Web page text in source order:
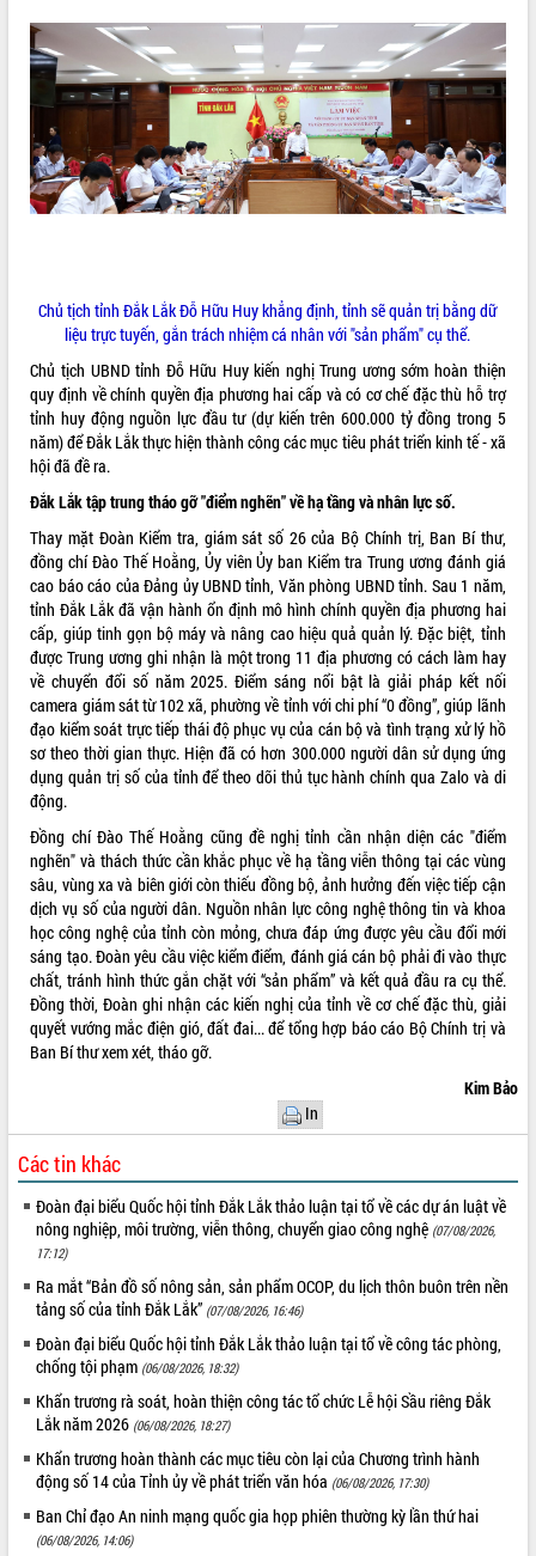
Đoàn đại biểu Quốc hội tỉnh Đắk Lắk
trao đổi thông tin trước Kỳ họp thứ
nhất, Quốc hội khóa XVI
Quyết liệt cải cách hành chính, khơi
thông nguồn lực phát triển
Nâng cao hiệu lực, hiệu quả HĐND
tỉnh thông qua hiện đại hóa hành chính
Xã Ea Phê gắn cải cách hành chính với
tâm Phục vụ hành chính công xã Ea
Xây dựng nền hành chính số đồng
hành cùng nông dân dân, doanh nghiệp
Giai đoạn 2026-2030, Đắk Lắk phấn
đấu có 77% xã đạt chuẩn nông thôn
mới
Chuyển đổi số 'mở đường' cho nông
nghiệp Đắk Lắk tăng trưởng bứt phá
Triển khai đồng bộ đo đạc, lập hồ sơ
địa chính, hoàn thiện cơ sở dữ liệu đất
đai
Ứng dụng sinh trắc học - Bước tiến
trong hành trình chuyển đổi số tại Đắk
Lắk
Đắk Lắk nâng cao hiệu quả công tác
Đảng từ Sổ tay đảng viên điện tử
Đắk Lắk đẩy mạnh nuôi biển công
nghệ, hướng tới phát triển thủy sản
bền vững
Tập huấn nâng cao năng lực triển khai
chuyển đổi số cho cán bộ, công chức
cấp xã
Đắk Lắk phát động hưởng ứng Ngày
Quyền của người tiêu dùng Việt Nam
2026
Đẩy mạnh cải cách hành chính, quyết
tâm đạt được mục tiêu tăng trưởng
hai con số trong năm 2026
Tổ chức trang trọng Lễ hội Đền thờ
Huy giữ chức Bí thư Đảng ủy Ủy Ban
Nhân dân tỉnh
Bệnh án điện tử thúc đẩy chuyển đổi
số y tế tại Đắk Lắk
Chuyển đổi số thư viện: Mở rộng
không gian tri thức trong thời đại số
Đánh giá, rút kinh nghiệm công tác tổ
Chương trình “Gặp gỡ hữu nghị –
Friendship Meeting New Year 2026”
Bầu cử Quốc hội và HĐND: Cử tri Đắk
Lắk gửi gắm niềm tin, kỳ vọng vào lá
phiếu
Đắk Lắk sẵn sàng các điều kiện cho
Ngày hội bầu cử đại biểu Quốc hội
khóa XVI và HĐND các cấp nhiệm kỳ
Chủ tịch tỉnh Đắk Lắk Đỗ Hữu Huy khẳng định, tỉnh sẽ quản trị bằng dữ
liệu trực tuyến, gắn trách nhiệm cá nhân với "sản phẩm" cụ thể.
Chủ tịch UBND tỉnh Đỗ Hữu Huy kiến nghị Trung ương sớm hoàn thiện
quy định về chính quyền địa phương hai cấp và có cơ chế đặc thù hỗ trợ
tỉnh huy động nguồn lực đầu tư (dự kiến trên 600.000 tỷ đồng trong 5
năm) để Đắk Lắk thực hiện thành công các mục tiêu phát triển kinh tế - xã
hội đã đề ra.
Đắk Lắk tập trung tháo gỡ "điểm nghẽn" về hạ tầng và nhân lực số.
Thay mặt Đoàn Kiểm tra, giám sát số 26 của Bộ Chính trị, Ban Bí thư,
đồng chí Đào Thế Hoằng, Ủy viên Ủy ban Kiểm tra Trung ương đánh giá
cao báo cáo của Đảng ủy UBND tỉnh, Văn phòng UBND tỉnh. Sau 1 năm,
tỉnh Đắk Lắk đã vận hành ổn định mô hình chính quyền địa phương hai
cấp, giúp tinh gọn bộ máy và nâng cao hiệu quả quản lý. Đặc biệt, tỉnh
được Trung ương ghi nhận là một trong 11 địa phương có cách làm hay
về chuyển đổi số năm 2025. Điểm sáng nổi bật là giải pháp kết nối
camera giám sát từ 102 xã, phường về tỉnh với chi phí “0 đồng”, giúp lãnh
đạo kiểm soát trực tiếp thái độ phục vụ của cán bộ và tình trạng xử lý hồ
sơ theo thời gian thực. Hiện đã có hơn 300.000 người dân sử dụng ứng
dụng quản trị số của tỉnh để theo dõi thủ tục hành chính qua Zalo và di
động.
Đồng chí Đào Thế Hoằng cũng đề nghị tỉnh cần nhận diện các "điểm
nghẽn" và thách thức cần khắc phục về hạ tầng viễn thông tại các vùng
sâu, vùng xa và biên giới còn thiếu đồng bộ, ảnh hưởng đến việc tiếp cận
dịch vụ số của người dân. Nguồn nhân lực công nghệ thông tin và khoa
học công nghệ của tỉnh còn mỏng, chưa đáp ứng được yêu cầu đổi mới
sáng tạo. Đoàn yêu cầu việc kiểm điểm, đánh giá cán bộ phải đi vào thực
chất, tránh hình thức gắn chặt với “sản phẩm” và kết quả đầu ra cụ thể.
Đồng thời, Đoàn ghi nhận các kiến nghị của tỉnh về cơ chế đặc thù, giải
quyết vướng mắc điện gió, đất đai... để tổng hợp báo cáo Bộ Chính trị và
Ban Bí thư xem xét, tháo gỡ.
Kim Bảo
In
Các tin khác
Đoàn đại biểu Quốc hội tỉnh Đắk Lắk thảo luận tại tổ về các dự án luật về
nông nghiệp, môi trường, viễn thông, chuyển giao công nghệ (07/08/2026,
17:12)
Ra mắt “Bản đồ số nông sản, sản phẩm OCOP, du lịch thôn buôn trên nền
tảng số của tỉnh Đắk Lắk” (07/08/2026, 16:46)
Đoàn đại biểu Quốc hội tỉnh Đắk Lắk thảo luận tại tổ về công tác phòng,
chống tội phạm (06/08/2026, 18:32)
Khẩn trương rà soát, hoàn thiện công tác tổ chức Lễ hội Sầu riêng Đắk
Lắk năm 2026 (06/08/2026, 18:27)
Khẩn trương hoàn thành các mục tiêu còn lại của Chương trình hành
động số 14 của Tỉnh ủy về phát triển văn hóa (06/08/2026, 17:30)
Ban Chỉ đạo An ninh mạng quốc gia họp phiên thường kỳ lần thứ hai
(06/08/2026, 14:06)